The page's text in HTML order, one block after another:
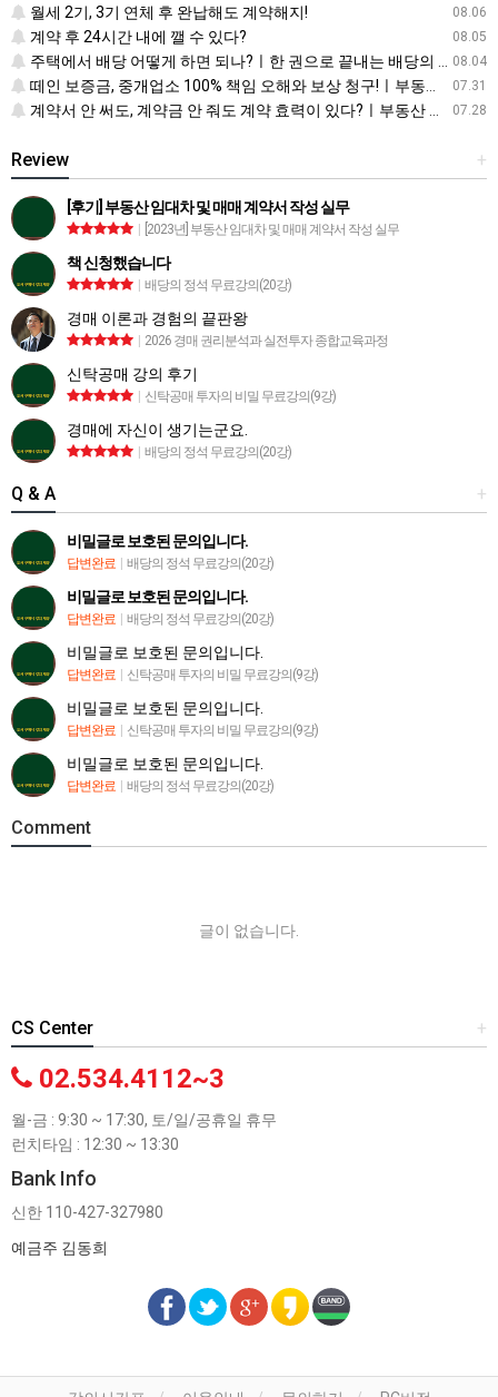
08.06
월세 2기, 3기 연체 후 완납해도 계약해지!
08.05
계약 후 24시간 내에 깰 수 있다?
08.04
주택에서 배당 어떻게 하면 되나?ㅣ한 권으로 끝내는 배당의 정석
07.31
떼인 보증금, 중개업소 100% 책임 오해와 보상 청구!ㅣ부동산 재테크 상식 사전
07.28
계약서 안 써도, 계약금 안 줘도 계약 효력이 있다?ㅣ부동산 재테크 상식 사전
+
Review
[후기] 부동산 임대차 및 매매 계약서 작성 실무
| [2023년] 부동산 임대차 및 매매 계약서 작성 실무
책 신청했습니다
| 배당의 정석 무료강의(20강)
경매 이론과 경험의 끝판왕
| 2026 경매 권리분석과 실전투자 종합교육과정
신탁공매 강의 후기
| 신탁공매 투자의 비밀 무료강의(9강)
경매에 자신이 생기는군요.
| 배당의 정석 무료강의(20강)
+
Q & A
비밀글로 보호된 문의입니다.
답변완료 | 배당의 정석 무료강의(20강)
비밀글로 보호된 문의입니다.
답변완료 | 배당의 정석 무료강의(20강)
비밀글로 보호된 문의입니다.
답변완료 | 신탁공매 투자의 비밀 무료강의(9강)
비밀글로 보호된 문의입니다.
답변완료 | 신탁공매 투자의 비밀 무료강의(9강)
비밀글로 보호된 문의입니다.
답변완료 | 배당의 정석 무료강의(20강)
Comment
글이 없습니다.
+
CS Center
02.534.4112~3
월-금 : 9:30 ~ 17:30, 토/일/공휴일 휴무
런치타임 : 12:30 ~ 13:30
Bank Info
신한 110-427-327980
예금주 김동희